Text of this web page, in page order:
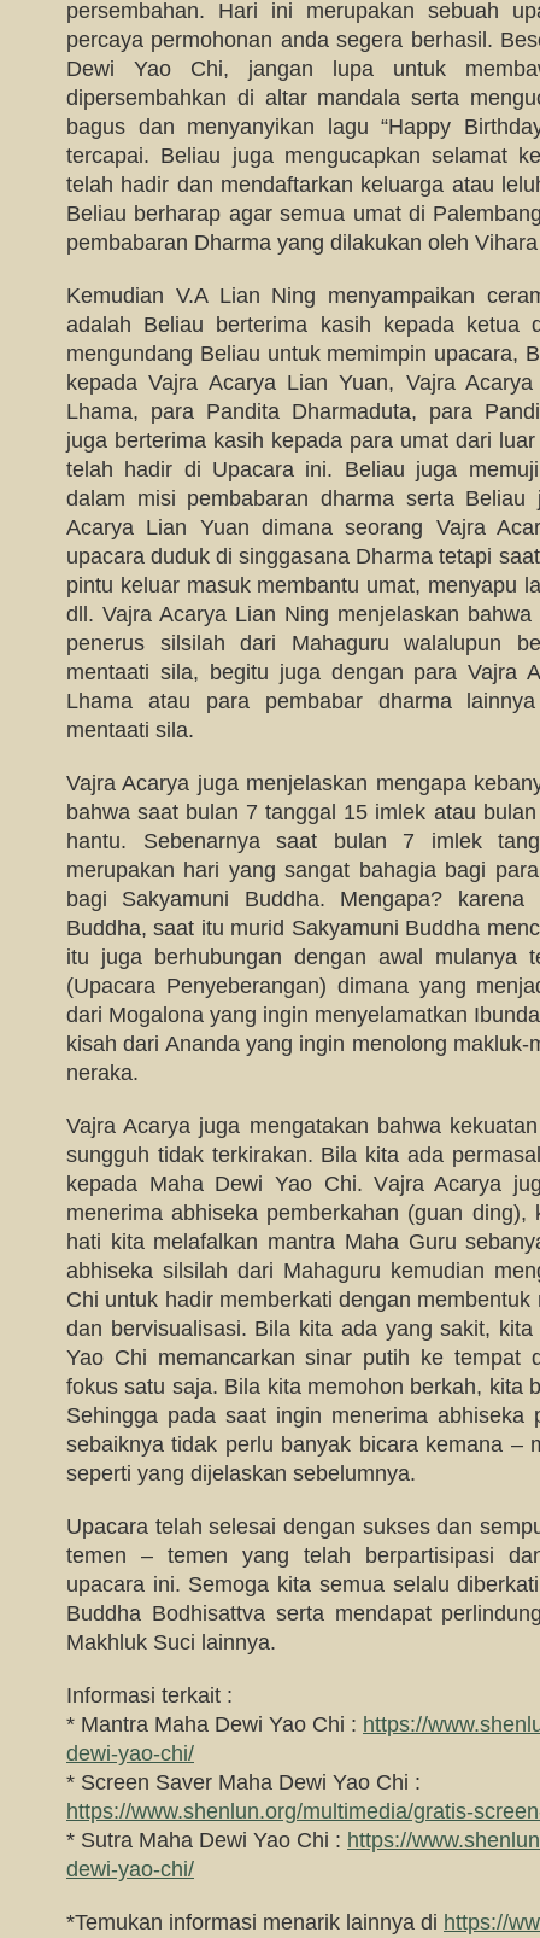
persembahan. Hari ini merupakan sebuah
percaya permohonan anda segera berhasil.
Dewi Yao Chi, jangan lupa untuk
dipersembahkan di altar mandala serta
bagus dan menyanyikan lagu “Happy
tercapai. Beliau juga mengucapkan selamat
telah hadir dan mendaftarkan keluarga atau
Beliau berharap agar semua umat di
pembabaran Dharma yang dilakukan oleh
Kemudian V.A Lian Ning menyampaikan
adalah Beliau berterima kasih kepada ketua
mengundang Beliau untuk memimpin upacara,
kepada Vajra Acarya Lian Yuan, Vajra
Lhama, para Pandita Dharmaduta, para
juga berterima kasih kepada para umat dari
telah hadir di Upacara ini. Beliau juga
dalam misi pembabaran dharma serta Beliau
Acarya Lian Yuan dimana seorang Vajra
upacara duduk di singgasana Dharma tetapi
pintu keluar masuk membantu umat, menyapu
dll. Vajra Acarya Lian Ning menjelaskan
penerus silsilah dari Mahaguru walalupun
mentaati sila, begitu juga dengan para Vajra
Lhama atau para pembabar dharma
mentaati sila.
Vajra Acarya juga menjelaskan mengapa
bahwa saat bulan 7 tanggal 15 imlek atau
hantu. Sebenarnya saat bulan 7 imlek
merupakan hari yang sangat bahagia bagi
bagi Sakyamuni Buddha. Mengapa? karena
Buddha, saat itu murid Sakyamuni Buddha
itu juga berhubungan dengan awal mulanya
(Upacara Penyeberangan) dimana yang
dari Mogalona yang ingin menyelamatkan
kisah dari Ananda yang ingin menolong
neraka.
Vajra Acarya juga mengatakan bahwa
sungguh tidak terkirakan. Bila kita ada
kepada Maha Dewi Yao Chi. Vajra Acarya
menerima abhiseka pemberkahan (guan ding),
hati kita melafalkan mantra Maha Guru
abhiseka silsilah dari Mahaguru kemudian
Chi untuk hadir memberkati dengan
dan bervisualisasi. Bila kita ada yang sakit,
Yao Chi memancarkan sinar putih ke tempat
fokus satu saja. Bila kita memohon berkah, kita
Sehingga pada saat ingin menerima abhiseka
sebaiknya tidak perlu banyak bicara kemana –
seperti yang dijelaskan sebelumnya.
Upacara telah selesai dengan sukses dan
temen – temen yang telah berpartisipasi
upacara ini. Semoga kita semua selalu
Buddha Bodhisattva serta mendapat
Makhluk Suci lainnya.
Informasi terkait :
* Mantra Maha Dewi Yao Chi : https://
dewi-yao-chi/
* Screen Saver Maha Dewi Yao Chi :
https://www.shenlun.org/multimedia/gratis-
* Sutra Maha Dewi Yao Chi : https://
dewi-yao-chi/
*Temukan informasi menarik lainnya di https://